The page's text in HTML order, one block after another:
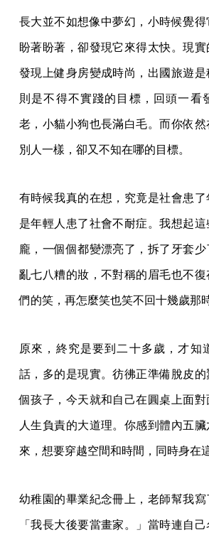
長大並不如想像中夢幻，小時候覺
盼著盼著，卻發現它來得太快。現
發現上健身房變成時尚，出國旅遊
則是不得不實踐的目標，回頭一看
老，小貓小狗也長滿白毛。而你依
別人一樣，卻又不知在哪的目標。
有時候我真的在想，究竟是社會患
是年輕人患了社會不耐症。我想起
龐，一個個都變漂亮了，拆了牙套
亂七八糟的妝，不對稱的眉毛也不
們的笑，再怎麼笑也笑不回十幾歲那
原來，終究是要到二十多歲，才知
話，多的是現實。彷彿正準備脫皮
個孩子，今天就和自己在圓桌上面
人生負責的大道理。你感到體內五
來，想要穿越空間和時間，同時身在
幼稚園的畢業紀念冊上，老師幫我寫
「我長大後要當畫家。」當時連自